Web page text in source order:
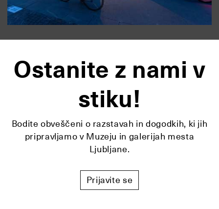
Ostanite z nami v
stiku!
Bodite obveščeni o razstavah in dogodkih, ki jih
pripravljamo v Muzeju in galerijah mesta
Ljubljane.
Prijavite se